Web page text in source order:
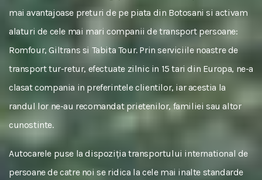
mai avantajoase preturi de pe piata din Botosani si activam
alaturi de cele mai mari companii de transport persoane:
Romfour, Giltrans si Tabita Tour. Prin serviciile noastre de
transport tur-retur, efectuate zilnic in 15 tari din Europa, ne-a
clasat compania in preferintele clientilor, iar acestia la
randul lor ne-au recomandat prietenilor, familiei sau altor
cunostinte.
Autocarele puse la dispoziția transportului international de
persoane de catre noi se ridica la cele mai inalte standarde